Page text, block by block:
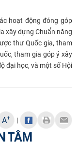
hoạt động đóng góp
xây dựng Chuẩn năng
thư Quốc gia, tham
tham gia gópý xây
đại học, và một số Hội
A+ |
TÂM